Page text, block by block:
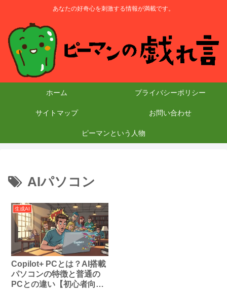
あなたの好奇心を刺激する情報が満載です。
ホーム プライバシーポリシー
サイトマップ お問い合わせ
ピーマンという人物
AIパソコン
生成AI
Copilot+ PCとは？AI搭載
パソコンの特徴と普通の
PCとの違い【初心者向け